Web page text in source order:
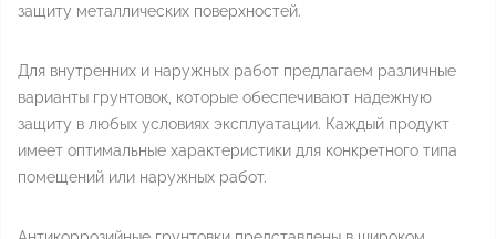
защиту металлических поверхностей.
Для внутренних и наружных работ предлагаем различные
варианты грунтовок, которые обеспечивают надежную
защиту в любых условиях эксплуатации. Каждый продукт
имеет оптимальные характеристики для конкретного типа
помещений или наружных работ.